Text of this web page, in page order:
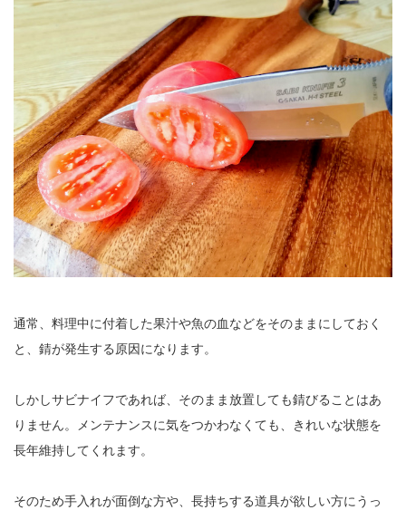
通常、料理中に付着した果汁や魚の血などをそのままにしておく
と、錆が発生する原因になります。
しかしサビナイフであれば、そのまま放置しても錆びることはあ
りません。メンテナンスに気をつかわなくても、きれいな状態を
長年維持してくれます。
そのため手入れが面倒な方や、長持ちする道具が欲しい方にうっ